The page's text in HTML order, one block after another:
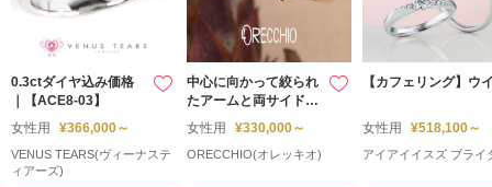
0.3ctダイヤ込み価格
｜【ACE8-03】
女性用
¥366,000～
VENUS TEARS(ヴィーナステ
ィアーズ)
中心に向かって絞られ
たアームと両サイドの
メレダイヤで華やかな
婚約指輪 ＜pipi～ピ
ピ＞PE-1406
女性用 ¥330,000～
ORECCHIO(オレッキオ)
【カフェリング】ウ
女性用 ¥518,100～
アイアイイスズ ブライ